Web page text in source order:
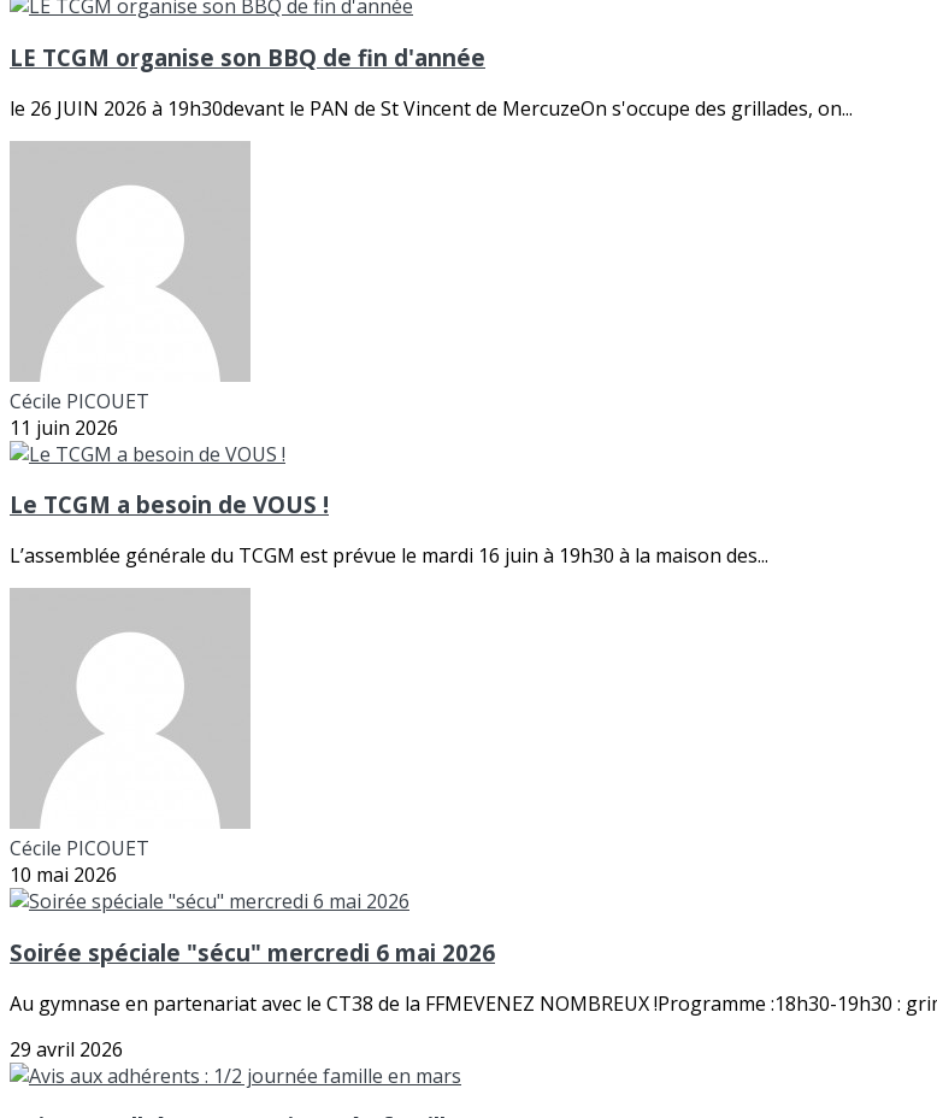
LE TCGM organise son BBQ de fin d'année
le 26 JUIN 2026 à 19h30devant le PAN de St Vincent de MercuzeOn s'occupe des grillades, on...
Cécile PICOUET
11 juin 2026
Le TCGM a besoin de VOUS !
L’assemblée générale du TCGM est prévue le mardi 16 juin à 19h30 à la maison des...
Cécile PICOUET
10 mai 2026
Soirée spéciale "sécu" mercredi 6 mai 2026
Au gymnase en partenariat avec le CT38 de la FFMEVENEZ NOMBREUX !Programme :18h30-19h30 :
29 avril 2026